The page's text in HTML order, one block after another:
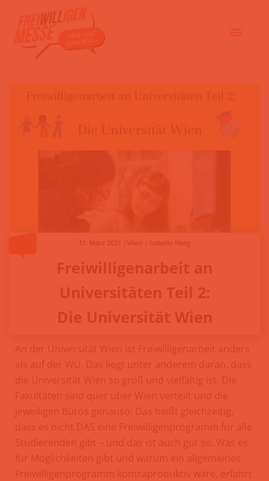
11. März 2021 |Wien | Isabella Haag
Freiwilligenarbeit an
Universitäten Teil 2:
Die Universität Wien
An der Universität Wien ist Freiwilligenarbeit anders
als auf der WU. Das liegt unter anderem daran, dass
die Universität Wien so groß und vielfältig ist. Die
Fakultäten sind quer über Wien verteilt und die
jeweiligen Büros genauso. Das heißt gleichzeitig,
dass es nicht DAS eine Freiwilligenprogramm für alle
Studierenden gibt – und das ist auch gut so. Was es
für Möglichkeiten gibt und warum ein allgemeines
Freiwilligenprogramm kontraproduktiv wäre, erfahrt